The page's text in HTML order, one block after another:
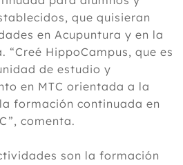
que quisieran
en Acupuntura y en la
“Creé HippoCampus, que es
de estudio y
en MTC orientada a la
formación continuada en
comenta.
son la formación